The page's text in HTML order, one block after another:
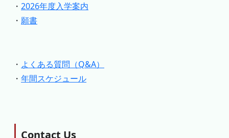
・ 2026年度入学案内
・ 願書
・ よくある質問（Q&A）
・ 年間スケジュール
Contact Us